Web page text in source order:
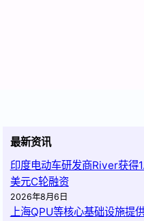
最新资讯
印度电动车研发商River获得
美元C轮融资
2026年8月6日
上海QPU等核心基础设施提